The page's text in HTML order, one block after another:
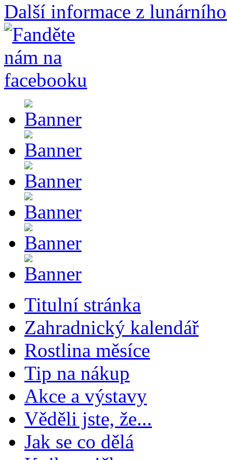
Další informace z
Titulní stránka
Zahradnický kalendář
Rostlina měsíce
Tip na nákup
Akce a výstavy
Věděli jste, že...
Jak se co dělá